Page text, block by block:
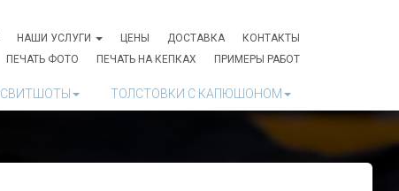
ТОЛСТОВКИ С КАПЮШОНОМ
СВИТШОТЫ
НАШИ УСЛУГИ ЦЕНЫ ДОСТАВКА
КОНТАКТЫ
ПЕЧАТЬ ФОТО
ПЕЧАТЬ НА КЕПКАХ ПРИМЕРЫ РАБОТ